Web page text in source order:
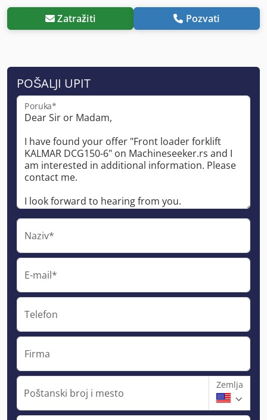
Zatražiti Pozvati
POŠALJI UPIT
Poruka*
Naziv*
E-mail*
Telefon
Firma
Poštanski broj i mesto
Zemlja